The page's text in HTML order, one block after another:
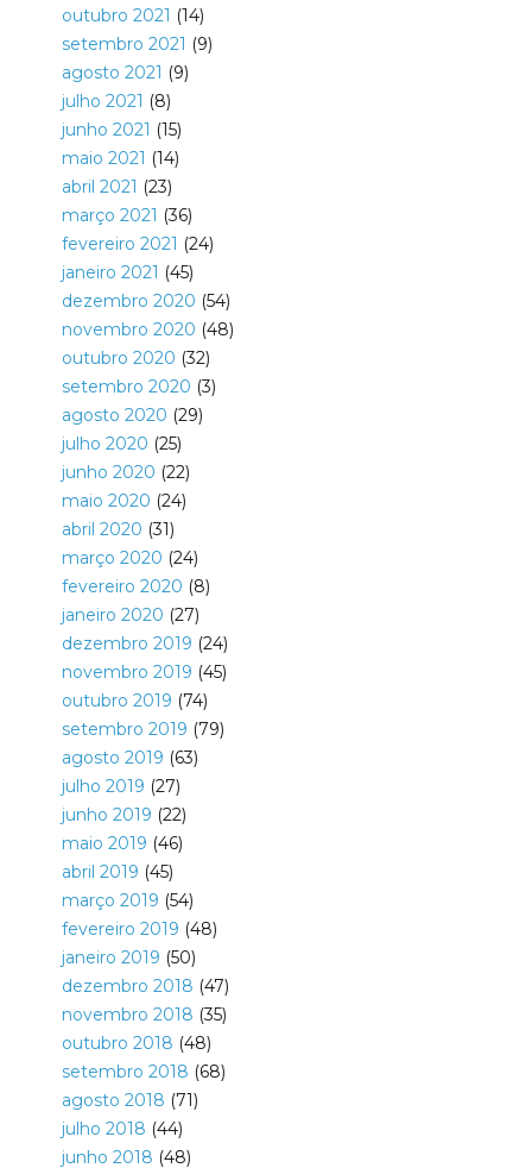
outubro 2021 (14)
setembro 2021 (9)
agosto 2021 (9)
julho 2021 (8)
junho 2021 (15)
maio 2021 (14)
abril 2021 (23)
março 2021 (36)
fevereiro 2021 (24)
janeiro 2021 (45)
dezembro 2020 (54)
novembro 2020 (48)
outubro 2020 (32)
setembro 2020 (3)
agosto 2020 (29)
julho 2020 (25)
junho 2020 (22)
maio 2020 (24)
abril 2020 (31)
março 2020 (24)
fevereiro 2020 (8)
janeiro 2020 (27)
dezembro 2019 (24)
novembro 2019 (45)
outubro 2019 (74)
setembro 2019 (79)
agosto 2019 (63)
julho 2019 (27)
junho 2019 (22)
maio 2019 (46)
abril 2019 (45)
março 2019 (54)
fevereiro 2019 (48)
janeiro 2019 (50)
dezembro 2018 (47)
novembro 2018 (35)
outubro 2018 (48)
setembro 2018 (68)
agosto 2018 (71)
julho 2018 (44)
junho 2018 (48)